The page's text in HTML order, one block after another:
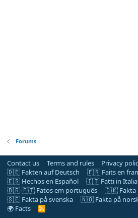
Forums
Contact us Terms and rules Privacy
🇩🇪 Fakten auf Deutsch
🇫🇷 Faits en
🇪🇸 Hechos en Español
🇮🇹 Fatti in
🇧🇷 🇵🇹 Fatos em português
🇩🇰 Fakta
🇸🇪 Fakta på svenska
🇳🇴 Fakta på
🌍 Facts
R